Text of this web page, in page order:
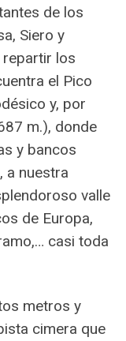
de los
Siero y
repartir los
el Pico
y, por
m.), donde
y bancos
a nuestra
valle
de Europa,
casi toda
metros y
cimera que